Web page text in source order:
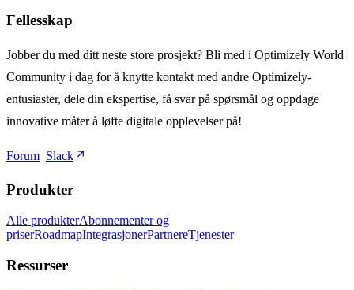
Fellesskap
Jobber du med ditt neste store prosjekt? Bli med i Optimizely World
Community i dag for å knytte kontakt med andre Optimizely-
entusiaster, dele din ekspertise, få svar på spørsmål og oppdage
innovative måter å løfte digitale opplevelser på!
Forum Slack
Produkter
Alle produkterAbonnementer og
priserRoadmapIntegrasjonerPartnereTjenester
Ressurser